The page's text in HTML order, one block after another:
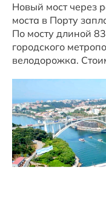
Новый мост через
моста в Порту
По мосту длиной
городского
велодорожка.